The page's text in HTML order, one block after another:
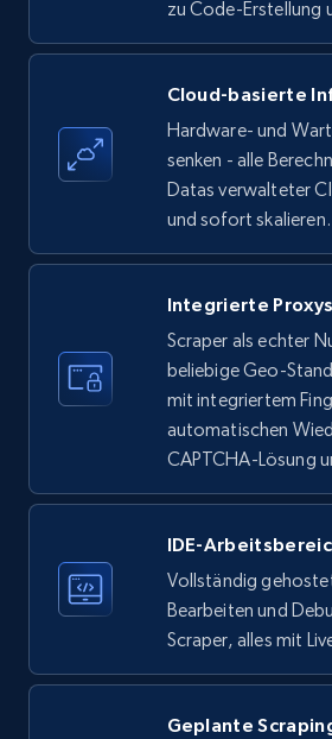
Amazon products - find
upc numbers
Title, Seller name, Brand,
price, Currency, Availability,
LinkedIn company information
ID, Name, Country code,
Employees in linkedin, About,
3.5K+
business account, Is
zu Code-Erstellung
Cloud-basierte
Hardware- und
senken - alle
Datas verwalteter
und sofort skalieren.
Integrierte
Scraper als echter
beliebige Geo-
mit integriertem
automatischen
CAPTCHA-Lösung
IDE-
Vollständig
Bearbeiten und
Scraper, alles mit
Geplante